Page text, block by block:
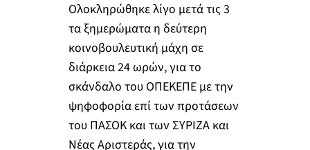
Ολοκληρώθηκε λίγο μετά τις 3
τα ξημερώματα η δεύτερη
κοινοβουλευτική μάχη σε
διάρκεια 24 ωρών, για το
σκάνδαλο του ΟΠΕΚΕΠΕ με την
ψηφοφορία επί των προτάσεων
του ΠΑΣΟΚ και των ΣΥΡΙΖΑ και
Νέας Αριστεράς, για την